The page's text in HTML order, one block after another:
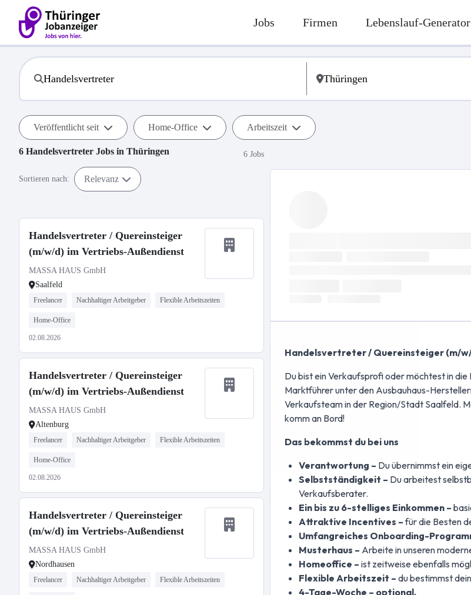
Jobs Firmen Lebenslauf-Generator
Veröffentlicht seit Home-Office Arbeitszeit
6 Handelsvertreter Jobs in Thüringen 6 Jobs
Sortieren nach: Relevanz
Handelsvertreter / Quereinsteiger
(m/w/d) im Vertriebs-Außendienst
MASSA HAUS GmbH
Saalfeld
Freelancer Nachhaltiger Arbeitgeber Flexible Arbeitszeiten
Home-Office
02.08.2026
Handelsvertreter / Quereinsteiger
(m/w/d) im Vertriebs-Außendienst
MASSA HAUS GmbH
Altenburg
Freelancer Nachhaltiger Arbeitgeber Flexible Arbeitszeiten
Home-Office
02.08.2026
Handelsvertreter / Quereinsteiger
(m/w/d) im Vertriebs-Außendienst
MASSA HAUS GmbH
Nordhausen
Freelancer Nachhaltiger Arbeitgeber Flexible Arbeitszeiten